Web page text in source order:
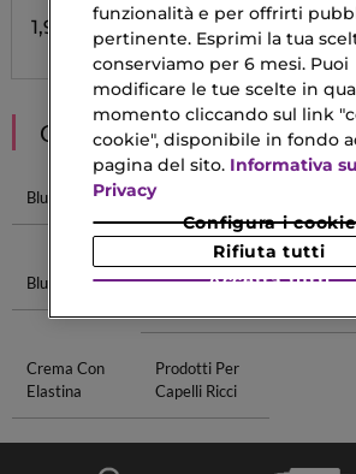
1,99 € Da
CONSIGLIATI PER TE
Blush Dior Blush Essence
Laurent
Blush Chanel
Crema Lifting
Palette
Crema Con
Elastina
Prodotti Per
Capelli Ricci
funzionalità e per offrirti
pertinente. Esprimi la tua
conserviamo per 6 mesi. Puoi
modificare le tue scelte in
momento cliccando sul link
cookie", disponibile in fondo
pagina del sito. Informativa
Privacy
Configura i cookie
Rifiuta tutti
Accetta tutti